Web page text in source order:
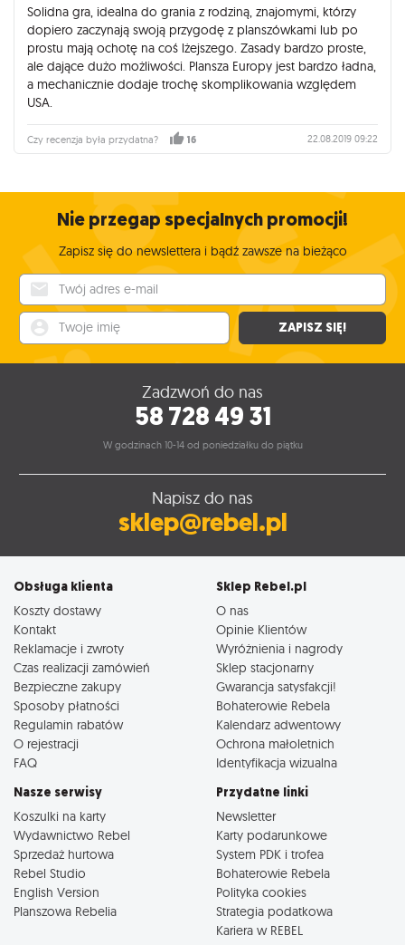
Solidna gra, idealna do grania z rodziną, znajomymi, którzy
dopiero zaczynają swoją przygodę z planszówkami lub po
prostu mają ochotę na coś lżejszego. Zasady bardzo proste,
ale dające dużo możliwości. Plansza Europy jest bardzo ładna,
a mechanicznie dodaje trochę skomplikowania względem
USA.
Czy recenzja była przydatna? 16 22.08.2019 09:22
Nie przegap specjalnych promocji!
Zapisz się do newslettera i bądź zawsze na bieżąco
ZAPISZ SIĘ!
Zadzwoń do nas
58 728 49 31
W godzinach 10-14 od poniedziałku do piątku
Napisz do nas
sklep@rebel.pl
Obsługa klienta
Koszty dostawy
Kontakt
Reklamacje i zwroty
Czas realizacji zamówień
Bezpieczne zakupy
Sposoby płatności
Regulamin rabatów
O rejestracji
FAQ
Sklep Rebel.pl
O nas
Opinie Klientów
Wyróżnienia i nagrody
Sklep stacjonarny
Gwarancja satysfakcji!
Bohaterowie Rebela
Kalendarz adwentowy
Ochrona małoletnich
Identyfikacja wizualna
Nasze serwisy
Koszulki na karty
Wydawnictwo Rebel
Sprzedaż hurtowa
Rebel Studio
English Version
Planszowa Rebelia
Przydatne linki
Newsletter
Karty podarunkowe
System PDK i trofea
Bohaterowie Rebela
Polityka cookies
Strategia podatkowa
Kariera w REBEL